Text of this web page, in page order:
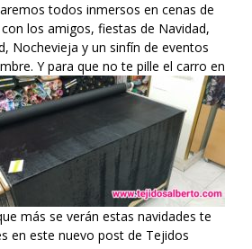
todos inmersos en cenas de
los amigos, fiestas de Navidad,
Nochevieja y un sinfín de eventos
Y para que no te pille el carro en
más se verán estas navidades te
en este nuevo post de Tejidos